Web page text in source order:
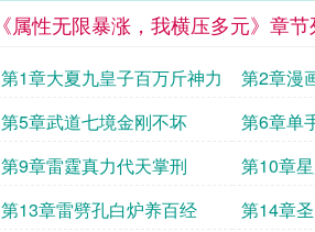
《属性无限暴涨，我横压多元》章
第1章大夏九皇子百万斤神力 第2章漫
第5章武道七境金刚不坏
第6章单
第9章雷霆真力代天掌刑
第10章
第13章雷劈孔白炉养百经
第14章